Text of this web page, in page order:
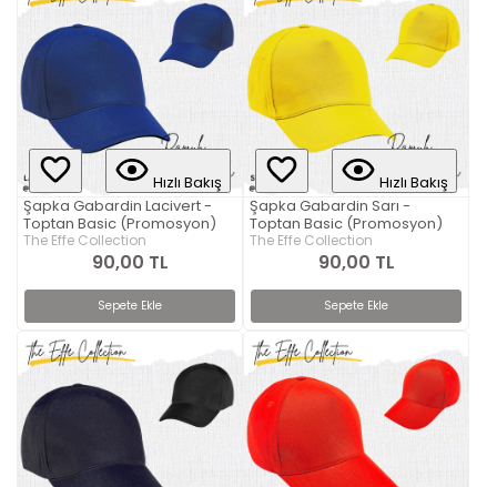
Hızlı Bakış
Şapka Gabardin Lacivert -
Toptan Basic (Promosyon)
The Effe Collection
90,00 TL
Sepete Ekle
Hızlı Bakış
Şapka Gabardin Sarı -
Toptan Basic (Promosyon)
The Effe Collection
90,00 TL
Sepete Ekle